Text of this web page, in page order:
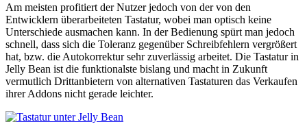
Am meisten profitiert der Nutzer jedoch von der von den
Entwicklern überarbeiteten Tastatur, wobei man optisch keine
Unterschiede ausmachen kann. In der Bedienung spürt man jedoch
schnell, dass sich die Toleranz gegenüber Schreibfehlern vergrößert
hat, bzw. die Autokorrektur sehr zuverlässig arbeitet. Die Tastatur in
Jelly Bean ist die funktionalste bislang und macht in Zukunft
vermutlich Drittanbietern von alternativen Tastaturen das Verkaufen
ihrer Addons nicht gerade leichter.